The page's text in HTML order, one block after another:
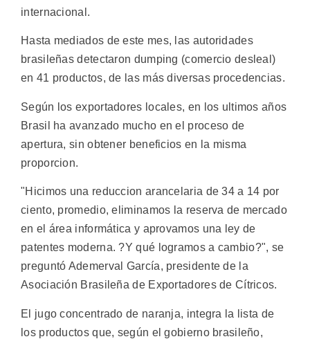
internacional.
Hasta mediados de este mes, las autoridades
brasileñas detectaron dumping (comercio desleal)
en 41 productos, de las más diversas procedencias.
Según los exportadores locales, en los ultimos años
Brasil ha avanzado mucho en el proceso de
apertura, sin obtener beneficios en la misma
proporcion.
"Hicimos una reduccion arancelaria de 34 a 14 por
ciento, promedio, eliminamos la reserva de mercado
en el área informática y aprovamos una ley de
patentes moderna. ?Y qué logramos a cambio?", se
preguntó Ademerval García, presidente de la
Asociación Brasileña de Exportadores de Cítricos.
El jugo concentrado de naranja, integra la lista de
los productos que, según el gobierno brasileño,